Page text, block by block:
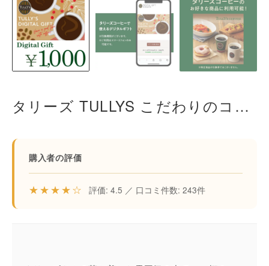
タリーズ TULLYS こだわりのコーヒーとくつろぎの空間で心からリラックスする カフェ 休憩 リフレッシュ
購入者の評価
★★★★☆ 評価: 4.5 ／ 口コミ件数: 243件